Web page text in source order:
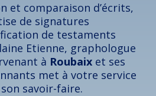
et comparaison d’écrits,
de signatures
de testaments
Etienne, graphologue
à Roubaixet ses
met à votre service
savoir-faire.